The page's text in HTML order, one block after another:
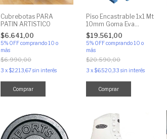
Cubrebotas PARA
PATIN ARTISTICO
$6.641,00
5% OFFcomprando 10 o
más
$6.990,00
3 x$2.213,67sin interés
Comprar
Piso Encastrable 1x1 Mt
10mm Goma Eva
Incluye Bordes
$19.561,00
5% OFFcomprando 10 o
más
$20.590,00
3 x$6.520,33 sin interés
Comprar